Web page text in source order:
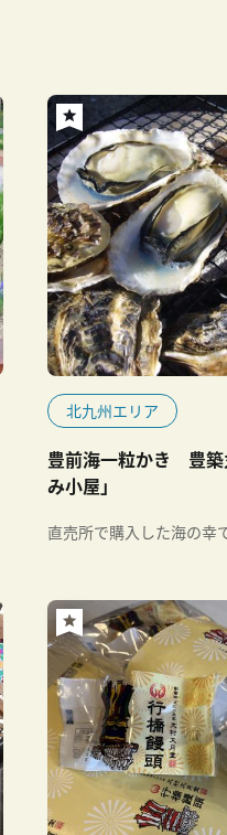
北九州エリア
豊前海一粒かき 豊築
み小屋」
直売所で購入した海の幸